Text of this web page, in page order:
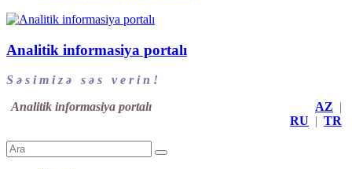
Analitik informasiya portalı
S ə s i m i z ə s ə s v e r i n !
Analitik informasiya portalı
AZ |
RU | TR